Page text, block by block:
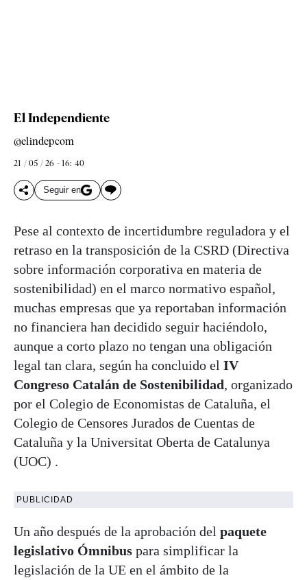
El Independiente
@elindepcom
21 / 05 / 26 - 16: 40
Seguir en
Pese al contexto de incertidumbre reguladora y el
retraso en la transposición de la CSRD (Directiva
sobre información corporativa en materia de
sostenibilidad) en el marco normativo español,
muchas empresas que ya reportaban información
no financiera han decidido seguir haciéndolo,
aunque a corto plazo no tengan una obligación
legal tan clara, según ha concluido el IV
Congreso Catalán de Sostenibilidad, organizado
por el Colegio de Economistas de Cataluña, el
Colegio de Censores Jurados de Cuentas de
Cataluña y la Universitat Oberta de Catalunya
(UOC) .
PUBLICIDAD
Un año después de la aprobación del paquete
legislativo Ómnibus para simplificar la
legislación de la UE en el ámbito de la